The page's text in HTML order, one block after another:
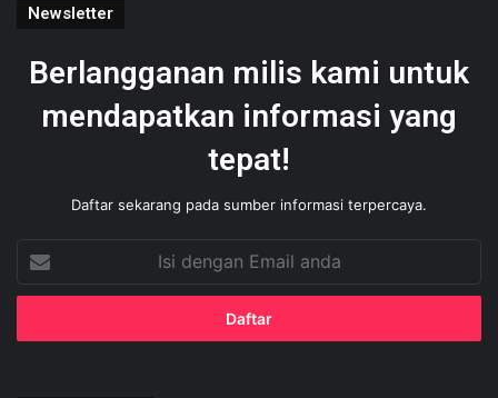
Newsletter
Berlangganan milis kami untuk
mendapatkan informasi yang
tepat!
Daftar sekarang pada sumber informasi terpercaya.
dengan
Email